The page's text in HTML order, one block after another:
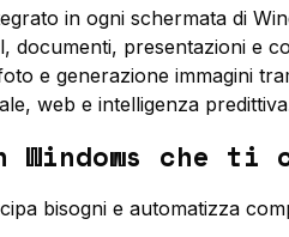
in ogni schermata di
documenti, presentazioni e
e generazione immagini
web e intelligenza
Windows che ti
bisogni e automatizza